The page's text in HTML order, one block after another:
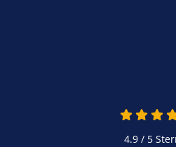
4.9 / 5